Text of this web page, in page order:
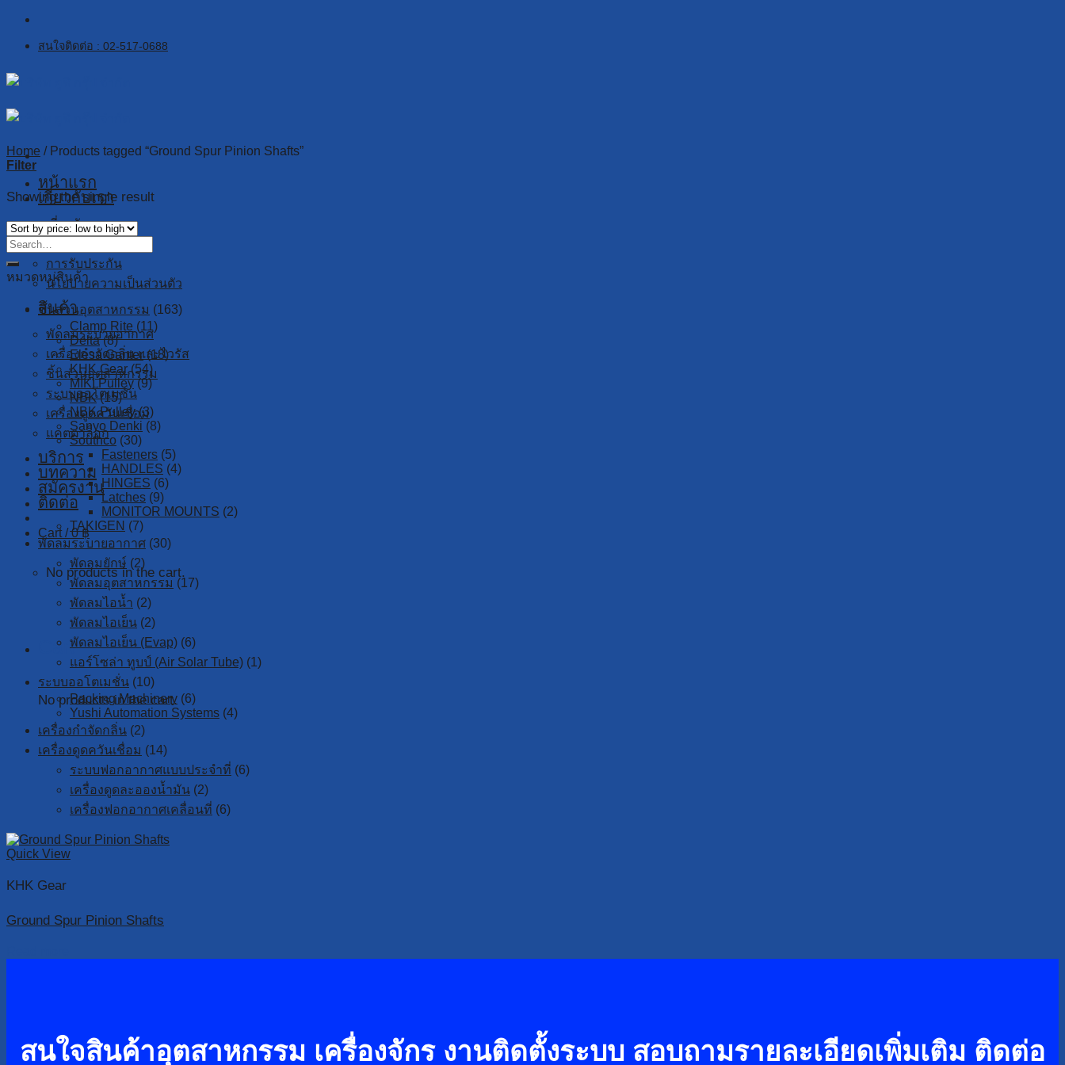
Skip
contentสนใจติดต่อ : 02-517-0688
หน้าแรก
เกี่ยวกับเรา
เกี่ยวกับเรา
การรับประกัน
นโยบายความเป็นส่วนตัว
สินค้า
พัดลมระบายอากาศ
เครื่องกำจัดกลิ่น และไวรัส
ชิ้นส่วนอุตสาหกรรม
ระบบออโตเมชั่น
เครื่องดูดควันเชื่อม
แคตตาล็อก
บริการ
บทความ
สมัครงาน
ติดต่อ
Cart /0฿
No products in the cart.
Cart
No products in the cart.
Home /Products tagged “Ground Spur Pinion Shafts”
Filter
Showing the single result
หมวดหมู่สินค้า
ชิ้นส่วนอุตสาหกรรม (163)
Clamp Rite (11)
Delta (8)
Elesa Ganter (18)
KHK Gear (54)
MIKI Pulley (9)
NBK (15)
NBK Pulley (3)
Sanyo Denki (8)
Southco (30)
Fasteners (5)
HANDLES (4)
HINGES (6)
Latches (9)
MONITOR MOUNTS (2)
TAKIGEN (7)
พัดลมระบายอากาศ (30)
พัดลมยักษ์ (2)
พัดลมอุตสาหกรรม (17)
พัดลมไอน้ำ (2)
พัดลมไอเย็น (2)
พัดลมไอเย็น (Evap) (6)
แอร์โซล่า ทูบป์ (Air Solar Tube) (1)
ระบบออโตเมชั่น (10)
Packing Machinery (6)
Yushi Automation Systems (4)
เครื่องกำจัดกลิ่น (2)
เครื่องดูดควันเชื่อม (14)
ระบบฟอกอากาศแบบประจำที่ (6)
เครื่องดูดละอองน้ำมัน (2)
เครื่องฟอกอากาศเคลื่อนที่ (6)
Quick View
KHK Gear
Ground Spur Pinion Shafts
สนใจสินค้าอุตสาหกรรม เครื่องจักร งานติดตั้งระบบ สอบถามรายละเอียดเพิ่มเติม ติดต่อ